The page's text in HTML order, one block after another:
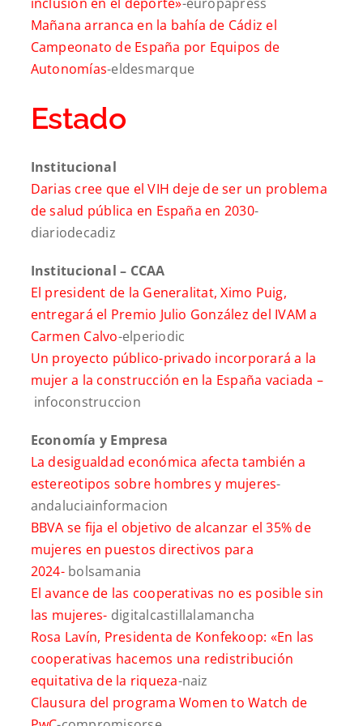
Mañana arranca en la bahía de Cádiz el
Campeonato de España por Equipos de
Autonomías-eldesmarque
Estado
Institucional
Darias cree que el VIH deje de ser un problema
de salud pública en España en 2030-
diariodecadiz
Institucional – CCAA
El president de la Generalitat, Ximo Puig,
entregará el Premio Julio González del IVAM a
Carmen Calvo-elperiodic
Un proyecto público-privado incorporará a la
mujer a la construcción en la España vaciada –
infoconstruccion
Economía y Empresa
La desigualdad económica afecta también a
estereotipos sobre hombres y mujeres-
andaluciainformacion
BBVA se fija el objetivo de alcanzar el 35% de
mujeres en puestos directivos para
2024- bolsamania
El avance de las cooperativas no es posible sin
las mujeres- digitalcastillalamancha
Rosa Lavín, Presidenta de Konfekoop: «En las
cooperativas hacemos una redistribución
equitativa de la riqueza-naiz
Clausura del programa Women to Watch de